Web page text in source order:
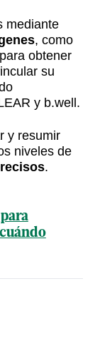
mediante
, como
obtener
su
y b.well.
y resumir
niveles de
.